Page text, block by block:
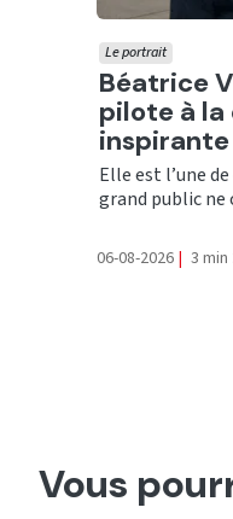
Ecouter
Béatrice
pilote à
inspirante
Le portrait
Elle est l’une
grand public ne
06-08-2026 | 3 min
Vous